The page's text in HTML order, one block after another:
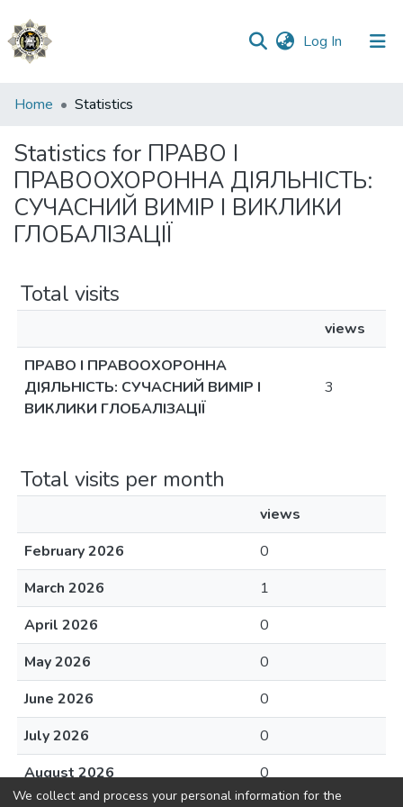
Log In (current)
Communities
Collections
All of DSpace
Home Statistics
Statistics for ПРАВО І
ПРАВООХОРОННА ДІЯЛЬНІСТЬ:
СУЧАСНИЙ ВИМІР І ВИКЛИКИ
ГЛОБАЛІЗАЦІЇ
Total visits
views
ПРАВО І ПРАВООХОРОННА
ДІЯЛЬНІСТЬ: СУЧАСНИЙ ВИМІР І
ВИКЛИКИ ГЛОБАЛІЗАЦІЇ
3
Total visits per month
views
February 2026
0
March 2026
1
April 2026
0
May 2026
0
June 2026
0
July 2026
0
August 2026
0
We collect and process your personal information for the